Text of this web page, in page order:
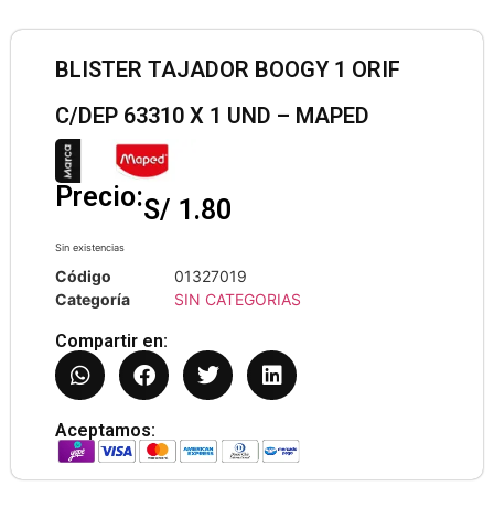
BLISTER TAJADOR BOOGY 1 ORIF
C/DEP 63310 X 1 UND – MAPED
Precio:S/ 1.80
Sin existencias
Código
01327019
Categoría
SIN CATEGORIAS
Compartir en:
Aceptamos: